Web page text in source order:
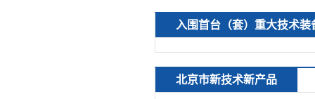
入围首台（套）重大技术装
北京市新技术新产品